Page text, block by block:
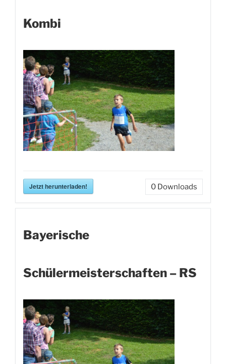
Kombi
Jetzt herunterladen! 0 Downloads
Bayerische
Schülermeisterschaften – RS